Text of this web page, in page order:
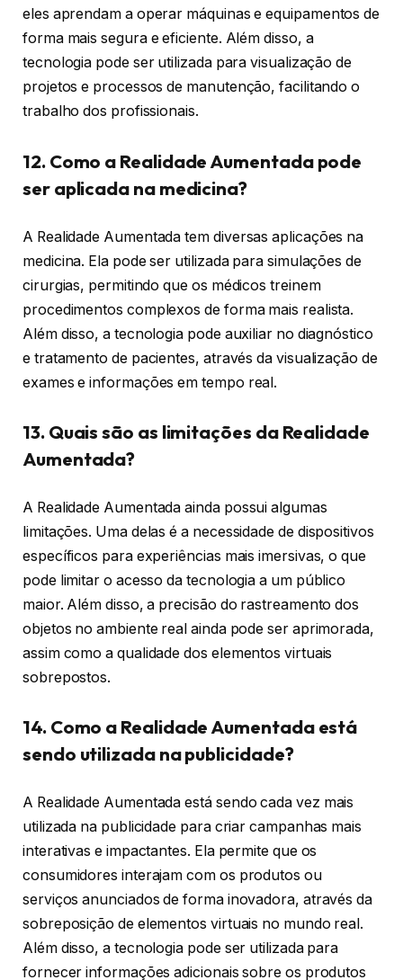
eles aprendam a operar máquinas e equipamentos de
forma mais segura e eficiente. Além disso, a
tecnologia pode ser utilizada para visualização de
projetos e processos de manutenção, facilitando o
trabalho dos profissionais.
12. Como a Realidade Aumentada pode
ser aplicada na medicina?
A Realidade Aumentada tem diversas aplicações na
medicina. Ela pode ser utilizada para simulações de
cirurgias, permitindo que os médicos treinem
procedimentos complexos de forma mais realista.
Além disso, a tecnologia pode auxiliar no diagnóstico
e tratamento de pacientes, através da visualização de
exames e informações em tempo real.
13. Quais são as limitações da Realidade
Aumentada?
A Realidade Aumentada ainda possui algumas
limitações. Uma delas é a necessidade de dispositivos
específicos para experiências mais imersivas, o que
pode limitar o acesso da tecnologia a um público
maior. Além disso, a precisão do rastreamento dos
objetos no ambiente real ainda pode ser aprimorada,
assim como a qualidade dos elementos virtuais
sobrepostos.
14. Como a Realidade Aumentada está
sendo utilizada na publicidade?
A Realidade Aumentada está sendo cada vez mais
utilizada na publicidade para criar campanhas mais
interativas e impactantes. Ela permite que os
consumidores interajam com os produtos ou
serviços anunciados de forma inovadora, através da
sobreposição de elementos virtuais no mundo real.
Além disso, a tecnologia pode ser utilizada para
fornecer informações adicionais sobre os produtos